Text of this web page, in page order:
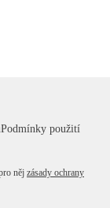
Podmínky použití
něj zásady ochrany